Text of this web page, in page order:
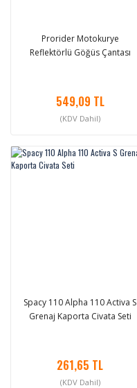
Prorider Motokurye
Reflektörlü Göğüs Çantası
549,09 TL
(KDV Dahil)
Spacy 110 Alpha 110 Activa S
Grenaj Kaporta Civata Seti
261,65 TL
(KDV Dahil)